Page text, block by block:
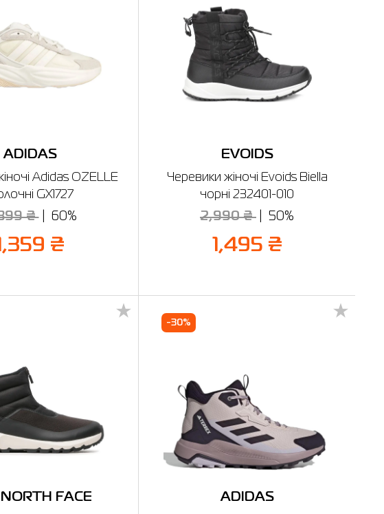
ADIDAS
Adidas OZELLE
GX1727
₴ 60%
1,359 ₴
EVOIDS
Черевики жіночі Evoids Biella
чорні 232401-010
2,990 ₴ 50%
1,495 ₴
NORTH FACE
-30%
ADIDAS